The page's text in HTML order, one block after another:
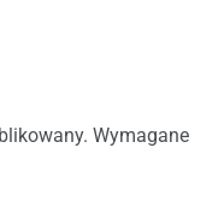
Wymagane